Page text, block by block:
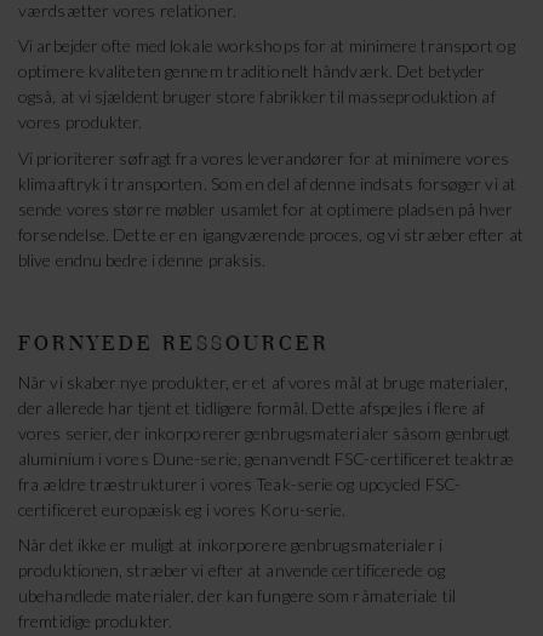
værdsætter vores relationer.
Vi arbejder ofte med lokale workshops for at minimere transport og
optimere kvaliteten gennem traditionelt håndværk. Det betyder
også, at vi sjældent bruger store fabrikker til masseproduktion af
vores produkter.
Vi prioriterer søfragt fra vores leverandører for at minimere vores
klimaaftryk i transporten. Som en del af denne indsats forsøger vi at
sende vores større møbler usamlet for at optimere pladsen på hver
forsendelse. Dette er en igangværende proces, og vi stræber efter at
blive endnu bedre i denne praksis.
FORNYEDE RESSOURCER
Når vi skaber nye produkter, er et af vores mål at bruge materialer,
der allerede har tjent et tidligere formål. Dette afspejles i flere af
vores serier, der inkorporerer genbrugsmaterialer såsom genbrugt
aluminium i vores Dune-serie, genanvendt FSC-certificeret teaktræ
fra ældre træstrukturer i vores Teak-serie og upcycled FSC-
certificeret europæisk eg i vores Koru-serie.
Når det ikke er muligt at inkorporere genbrugsmaterialer i
produktionen, stræber vi efter at anvende certificerede og
ubehandlede materialer, der kan fungere som råmateriale til
fremtidige produkter.